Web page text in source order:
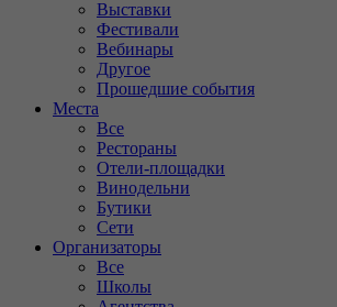
Выставки
Фестивали
Вебинары
Другое
Прошедшие события
Места
Все
Рестораны
Отели-площадки
Винодельни
Бутики
Сети
Организаторы
Все
Школы